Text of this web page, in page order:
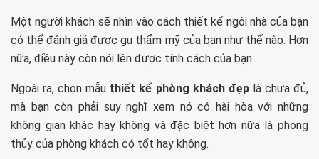
Một người khách sẽ nhìn vào cách thiết kế ngôi nhà của bạn
có thể đánh giá được gu thẩm mỹ của bạn như thế nào. Hơn
nữa, điều này còn nói lên được tính cách của bạn.
Ngoài ra, chọn mẫu thiết kế phòng khách đẹplà chưa đủ,
mà bạn còn phải suy nghĩ xem nó có hài hòa với những
không gian khác hay không và đặc biệt hơn nữa là phong
thủy của phòng khách có tốt hay không.